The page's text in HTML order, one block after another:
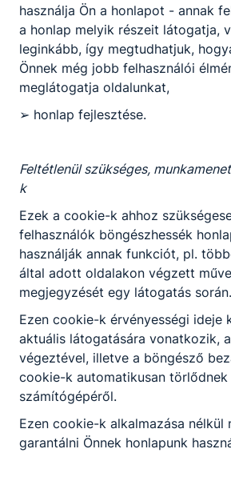
használja Ön a honlapot - annak
a honlap melyik részeit látogatja,
leginkább, így megtudhatjuk,
Önnek még jobb felhasználói
meglátogatja oldalunkat,
➢ honlap fejlesztése.
Feltétlenül szükséges,
k
Ezek a cookie-k ahhoz
felhasználók böngészhessék
használják annak funkciót, pl.
által adott oldalakon végzett
megjegyzését egy látogatás során.
Ezen cookie-k érvényességi ideje
aktuális látogatására vonatkozik,
végeztével, illetve a böngésző
cookie-k automatikusan törlődnek
számítógépéről.
Ezen cookie-k alkalmazása nélkül
garantálni Önnek honlapunk